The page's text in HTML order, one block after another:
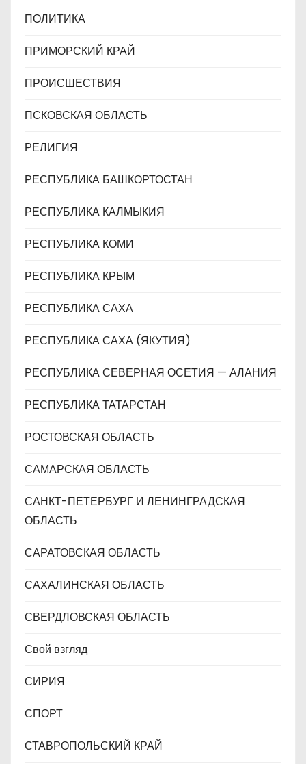
ПОЛИТИКА
ПРИМОРСКИЙ КРАЙ
ПРОИСШЕСТВИЯ
ПСКОВСКАЯ ОБЛАСТЬ
РЕЛИГИЯ
РЕСПУБЛИКА БАШКОРТОСТАН
РЕСПУБЛИКА КАЛМЫКИЯ
РЕСПУБЛИКА КОМИ
РЕСПУБЛИКА КРЫМ
РЕСПУБЛИКА САХА
РЕСПУБЛИКА САХА (ЯКУТИЯ)
РЕСПУБЛИКА СЕВЕРНАЯ ОСЕТИЯ — АЛАНИЯ
РЕСПУБЛИКА ТАТАРСТАН
РОСТОВСКАЯ ОБЛАСТЬ
САМАРСКАЯ ОБЛАСТЬ
САНКТ-ПЕТЕРБУРГ И ЛЕНИНГРАДСКАЯ
ОБЛАСТЬ
САРАТОВСКАЯ ОБЛАСТЬ
САХАЛИНСКАЯ ОБЛАСТЬ
СВЕРДЛОВСКАЯ ОБЛАСТЬ
Свой взгляд
СИРИЯ
СПОРТ
СТАВРОПОЛЬСКИЙ КРАЙ